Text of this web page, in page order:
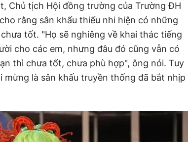
Chủ tịch Hội đồng trường của Trường ĐH
rằng sân khấu thiếu nhi hiện có những
tốt. "Họ sẽ nghiêng về khai thác tiếng
cho các em, nhưng đâu đó cũng vẫn có
thì chưa tốt, chưa phù hợp", ông nói. Tuy
là sân khấu truyền thống đã bắt nhịp